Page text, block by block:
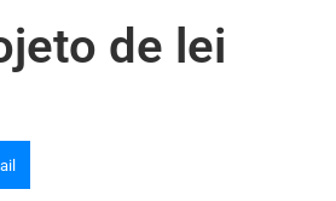
de lei